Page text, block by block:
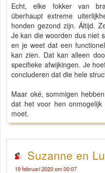
Echt, elke fokker van
überhaupt extreme
honden gezond zijn. Áltijd.
Je kan die woorden dus niet
en je weet dat een
kan zien. Dat kan alleen
specifieke afwijkingen. Je
concluderen dat die hele
Maar oké, sommigen
dat het voor hen
moet.
Suzanne en
19 februari 2020 om 00:07